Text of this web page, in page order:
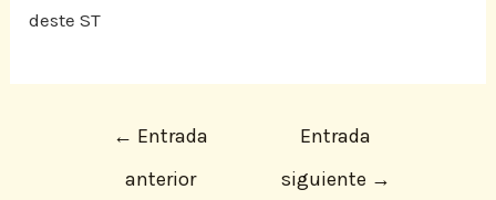
deste ST
← Entrada
anterior
Entrada
siguiente →